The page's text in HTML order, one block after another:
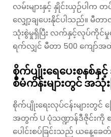
လမ်းများနှင့် နှိုင်းယှဉ်ပါက တ
လျှော့ချပေးနိုင်ပါသည်။ မီတ
သုံးစွဲမှုရှိပြီး လက်နှင့်လုပ်ကိုင်မှု
ရက်လျှင် မီတာ 500 ကျော်
စိုက်ပျိုးရေပေးစနစ်
စီမံကိန်းများတွင် အသုံ
စိုက်ပျိုးရေးလုပ်ငန်းများတွင်
အတွက် U ပုံသဏ္ဍာန်ဒီဇိုင်းကို စ
ပေါင်းစပ်ခြင်းသည် ယနေ့